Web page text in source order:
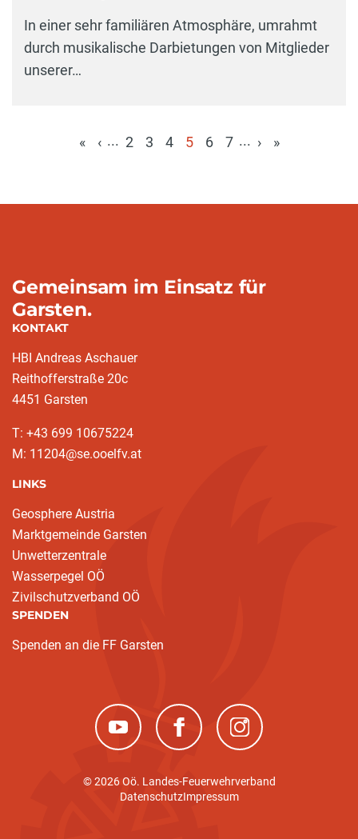
In einer sehr familiären Atmosphäre, umrahmt
durch musikalische Darbietungen von Mitglieder
unserer…
« ‹ ... 2 3 4
5
6 7 ... › »
Gemeinsam im Einsatz für
Garsten.
KONTAKT
HBI Andreas Aschauer
Reithofferstraße 20c
4451 Garsten
T: ‭+43 699 10675224‬
M: 11204@se.ooelfv.at
LINKS
Geosphere Austria
Marktgemeinde Garsten
Unwetterzentrale
Wasserpegel OÖ
Zivilschutzverband OÖ
SPENDEN
Spenden an die FF Garsten
(neues Fenster)(neues Fenster)(neues Fenster)
© 2026 Oö. Landes-Feuerwehrverband
DatenschutzImpressum